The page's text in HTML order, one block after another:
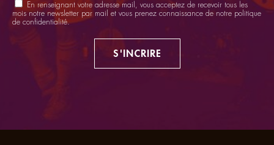
En renseignant votre adresse mail, vous acceptez de recevoir tous les
mois notre newsletter par mail et vous prenez connaissance de notre politique
de confidentialité.
S'INCRIRE